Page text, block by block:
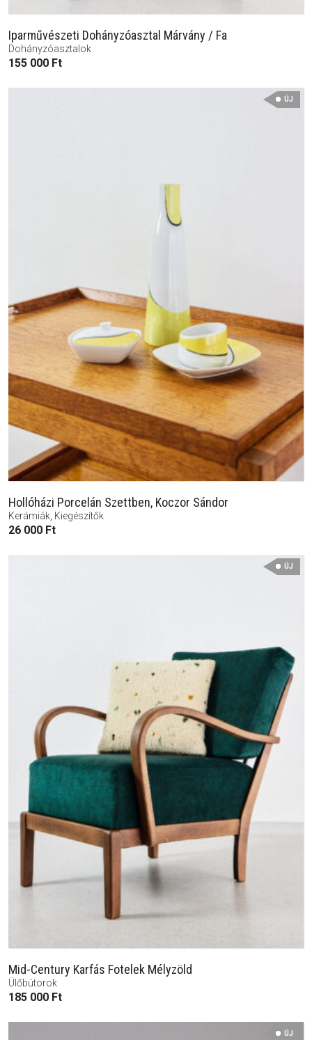
Iparművészeti Dohányzóasztal Márvány / Fa
Dohányzóasztalok
155 000 Ft
ÚJ
Hollóházi Porcelán Szettben, Koczor Sándor
Kerámiák Kiegészítők
26 000 Ft
ÚJ
Mid-Century Karfás Fotelek Mélyzöld
Ülőbútorok
185 000 Ft
ÚJ